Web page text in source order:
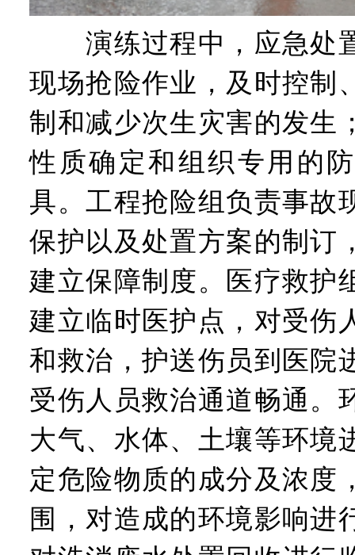
演练过程中，应急处
现场抢险作业，及时控制
制和减少次生灾害的发生
性质确定和组织专用的
具。工程抢险组负责事故
保护以及处置方案的制订
建立保障制度。医疗救护
建立临时医护点，对受伤
和救治，护送伤员到医院
受伤人员救治通道畅通。
大气、水体、土壤等环境
定危险物质的成分及浓度
围，对造成的环境影响进